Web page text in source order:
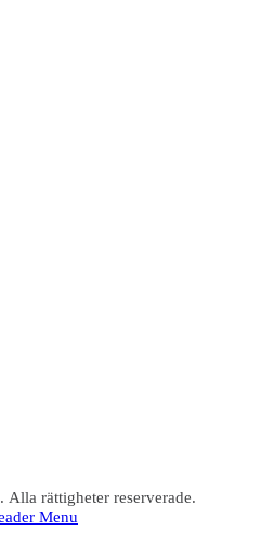
Copyright © افغانها در سویدن. Alla rättigheter reserverade.